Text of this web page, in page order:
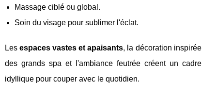
Massage ciblé ou global.
Soin du visage pour sublimer l'éclat.
Lesespaces vastes et apaisants, la décoration inspirée
des grands spa et l'ambiance feutrée créent un cadre
idyllique pour couper avec le quotidien.